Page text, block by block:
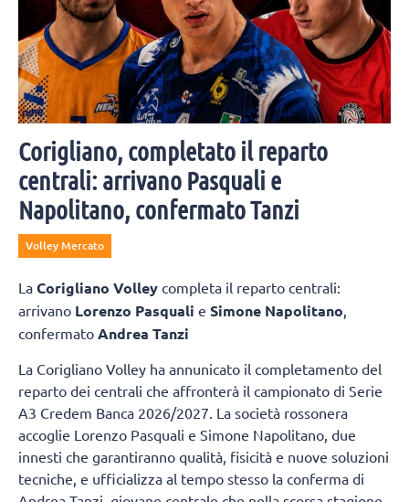
Corigliano, completato il reparto
centrali: arrivano Pasquali e
Napolitano, confermato Tanzi
Volley Mercato
La Corigliano Volley completa il reparto centrali:
arrivano Lorenzo Pasquali e Simone Napolitano,
confermato Andrea Tanzi
La Corigliano Volley ha annunicato il completamento del
reparto dei centrali che affronterà il campionato di Serie
A3 Credem Banca 2026/2027. La società rossonera
accoglie Lorenzo Pasquali e Simone Napolitano, due
innesti che garantiranno qualità, fisicità e nuove soluzioni
tecniche, e ufficializza al tempo stesso la conferma di